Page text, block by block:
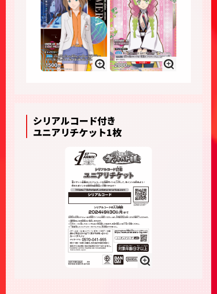
シリアルコード付き
ユニアリチケット1枚